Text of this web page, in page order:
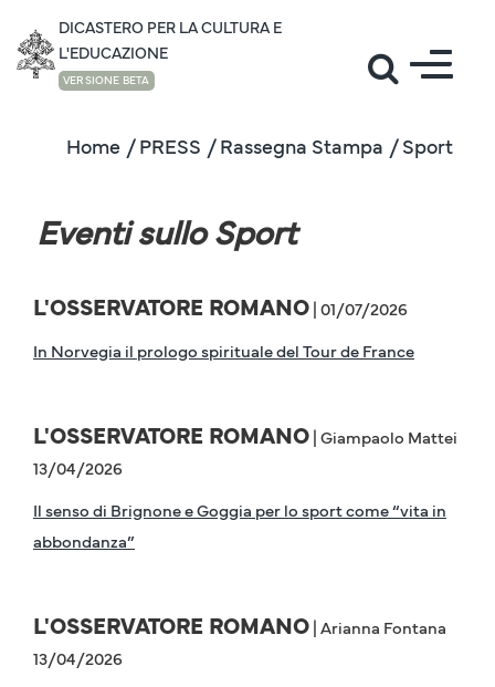
DICASTERO PER LA CULTURA E
L'EDUCAZIONE
VERSIONE BETA
Home / PRESS / Rassegna Stampa / Sport
Eventi sullo Sport
L'OSSERVATORE ROMANO| 01/07/2026
In Norvegia il prologo spirituale del Tour de France
L'OSSERVATORE ROMANO| Giampaolo Mattei
13/04/2026
Il senso di Brignone e Goggia per lo sport come “vita in
abbondanza”
L'OSSERVATORE ROMANO| Arianna Fontana
13/04/2026